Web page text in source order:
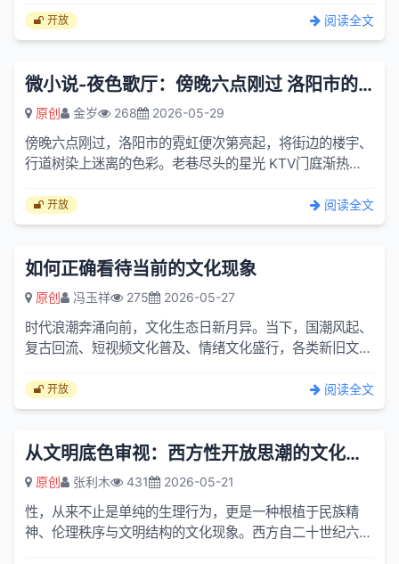
外人看...
开放 阅读全文
微小说-夜色歌厅：傍晚六点刚过 洛阳市的霓虹便次第亮起
原创 金岁 268 2026-05-29
傍晚六点刚过，洛阳市的霓虹便次第亮起，将街边的楼宇、
行道树染上迷离的色彩。老巷尽头的星光 KTV门庭渐热，
了这座城...
开放 阅读全文
如何正确看待当前的文化现象
原创 冯玉祥 275 2026-05-27
时代浪潮奔涌向前，文化生态日新月异。当下，国潮风起、
复古回流、短视频文化普及、情绪文化盛行，各类新旧文化
景。文化...
开放 阅读全文
从文明底色审视：西方性开放思潮的文化得失与历史反思
原创 张利木 431 2026-05-21
性，从来不止是单纯的生理行为，更是一种根植于民族精
神、伦理秩序与文明结构的文化现象。西方自二十世纪六十